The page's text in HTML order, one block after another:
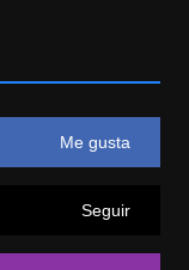
Me gusta
Seguir